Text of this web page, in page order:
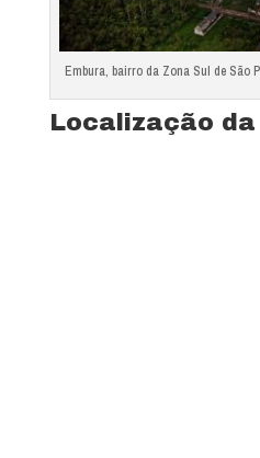
Embura, bairro da Zona Sul de São
Localização